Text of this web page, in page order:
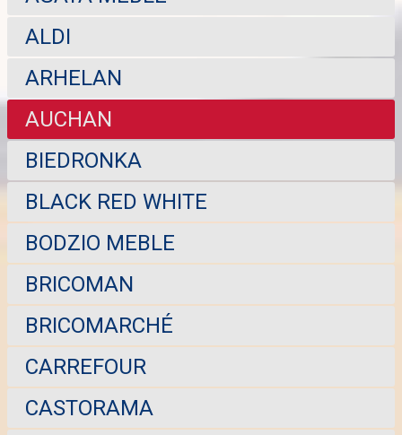
ALDI
ARHELAN
AUCHAN
BIEDRONKA
BLACK RED WHITE
BODZIO MEBLE
BRICOMAN
BRICOMARCHÉ
CARREFOUR
CASTORAMA